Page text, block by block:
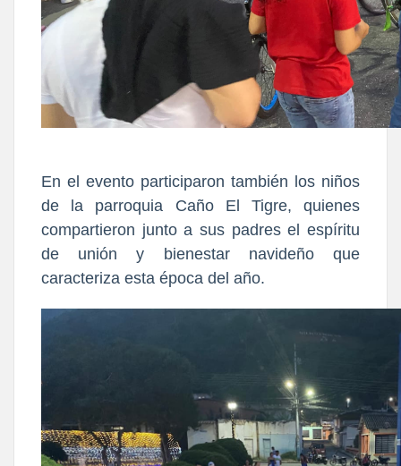
En el evento participaron también los niños
de la parroquia Caño El Tigre, quienes
compartieron junto a sus padres el espíritu
de unión y bienestar navideño que
caracteriza esta época del año.